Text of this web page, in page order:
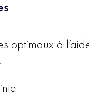
optimaux à